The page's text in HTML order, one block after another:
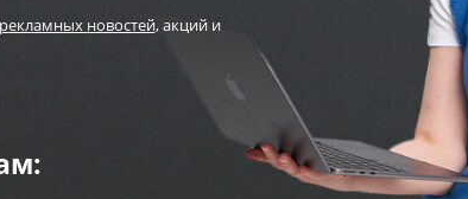
новостей, акций и